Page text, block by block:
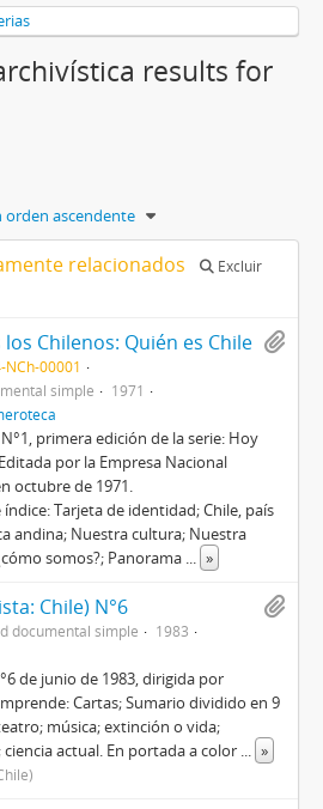
results for
orden ascendente
relacionados
Excluir
Chilenos: Quién es Chile
NCh-00001
simple
1971
primera edición de la serie: Hoy
por la Empresa Nacional
octubre de 1971.
Tarjeta de identidad; Chile, país
andina; Nuestra cultura; Nuestra
somos?; Panorama ... »
Chile) N°6
documental simple
1983
de junio de 1983, dirigida por
Cartas; Sumario dividido en 9
música; extinción o vida;
actual. En portada a color ... »